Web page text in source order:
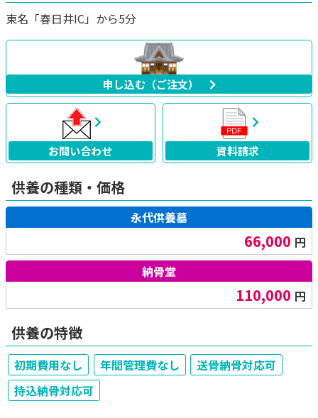
東名「春日井IC」から5分
申し込む（ご注文）
お問い合わせ 資料請求
供養の種類・価格
永代供養墓
66,000 円
納骨堂
110,000 円
供養の特徴
初期費用なし 年間管理費なし
送骨納骨対応可
持込納骨対応可